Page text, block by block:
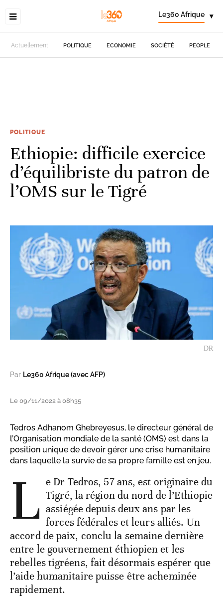
Le360 Afrique ▾
Actuellement POLITIQUE ECONOMIE SOCIÉTÉ PEOPLE
POLITIQUE
Ethiopie: difficile exercice
d’équilibriste du patron de
l’OMS sur le Tigré
DR
Par Le360 Afrique (avec AFP)
Le 09/11/2022 à 08h35
Tedros Adhanom Ghebreyesus, le directeur général de
l’Organisation mondiale de la santé (OMS) est dans la
position unique de devoir gérer une crise humanitaire
dans laquelle la survie de sa propre famille est en jeu.
L e Dr Tedros, 57 ans, est originaire du
Tigré, la région du nord de l’Ethiopie
assiégée depuis deux ans par les
forces fédérales et leurs alliés. Un
accord de paix, conclu la semaine dernière
entre le gouvernement éthiopien et les
rebelles tigréens, fait désormais espérer que
l’aide humanitaire puisse être acheminée
rapidement.